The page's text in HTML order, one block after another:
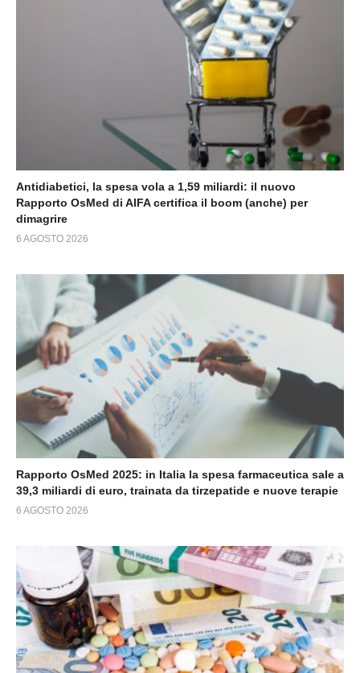
Antidiabetici, la spesa vola a 1,59 miliardi: il nuovo
Rapporto OsMed di AIFA certifica il boom (anche) per
dimagrire
6 AGOSTO 2026
Rapporto OsMed 2025: in Italia la spesa farmaceutica sale a
39,3 miliardi di euro, trainata da tirzepatide e nuove terapie
6 AGOSTO 2026